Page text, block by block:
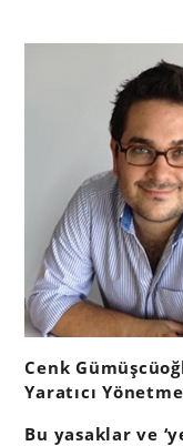
Cenk
Yaratıcı
Bu yasaklar ve